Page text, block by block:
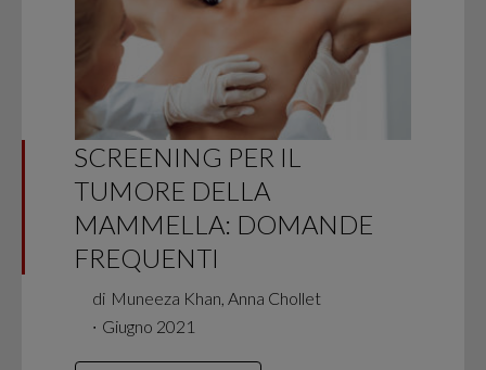
SCREENING PER IL
TUMORE DELLA
MAMMELLA: DOMANDE
FREQUENTI
di Muneeza Khan, Anna Chollet
∙ Giugno 2021